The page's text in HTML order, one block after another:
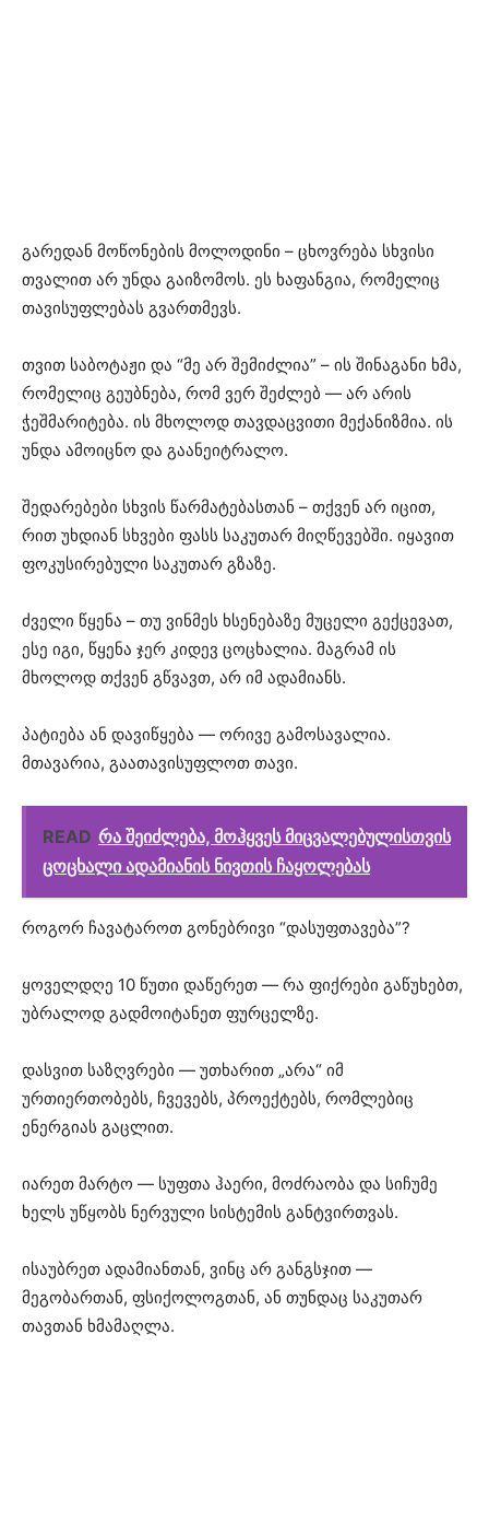
გარედან მოწონების მოლოდინი – ცხოვრება სხვისი
თვალით არ უნდა გაიზომოს. ეს ხაფანგია, რომელიც
თავისუფლებას გვართმევს.
თვით საბოტაჟი და “მე არ შემიძლია” – ის შინაგანი ხმა,
რომელიც გეუბნება, რომ ვერ შეძლებ — არ არის
ჭეშმარიტება. ის მხოლოდ თავდაცვითი მექანიზმია. ის
უნდა ამოიცნო და გაანეიტრალო.
შედარებები სხვის წარმატებასთან – თქვენ არ იცით,
რით უხდიან სხვები ფასს საკუთარ მიღწევებში. იყავით
ფოკუსირებული საკუთარ გზაზე.
ძველი წყენა – თუ ვინმეს ხსენებაზე მუცელი გექცევათ,
ესე იგი, წყენა ჯერ კიდევ ცოცხალია. მაგრამ ის
მხოლოდ თქვენ გწვავთ, არ იმ ადამიანს.
პატიება ან დავიწყება — ორივე გამოსავალია.
მთავარია, გაათავისუფლოთ თავი.
READ რა შეიძლება, მოჰყვეს მიცვალებულისთვის
ცოცხალი ადამიანის ნივთის ჩაყოლებას
როგორ ჩავატაროთ გონებრივი “დასუფთავება”?
ყოველდღე 10 წუთი დაწერეთ — რა ფიქრები გაწუხებთ,
უბრალოდ გადმოიტანეთ ფურცელზე.
დასვით საზღვრები — უთხარით „არა“ იმ
ურთიერთობებს, ჩვევებს, პროექტებს, რომლებიც
ენერგიას გაცლით.
იარეთ მარტო — სუფთა ჰაერი, მოძრაობა და სიჩუმე
ხელს უწყობს ნერვული სისტემის განტვირთვას.
ისაუბრეთ ადამიანთან, ვინც არ განგსჯით —
მეგობართან, ფსიქოლოგთან, ან თუნდაც საკუთარ
თავთან ხმამაღლა.